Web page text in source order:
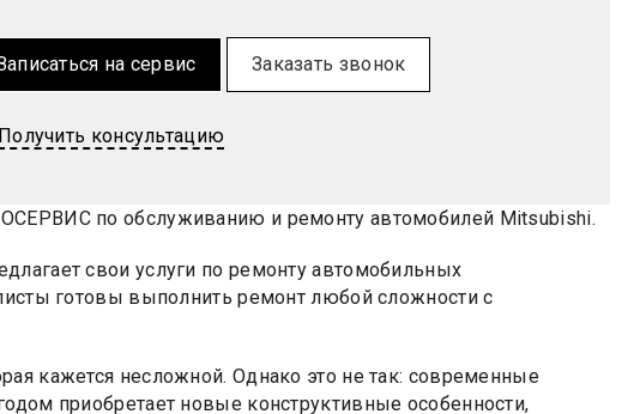
на сервис Заказать звонок
Получить консультацию
по обслуживанию и ремонту автомобилей Mitsubishi.
свои услуги по ремонту автомобильных
готовы выполнить ремонт любой сложности с
кажется несложной. Однако это не так: современные
приобретает новые конструктивные особенности,